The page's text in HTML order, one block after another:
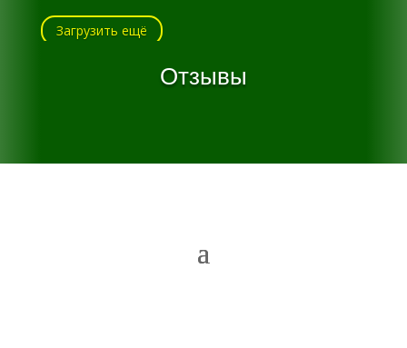
Загрузить ещё
Отзывы